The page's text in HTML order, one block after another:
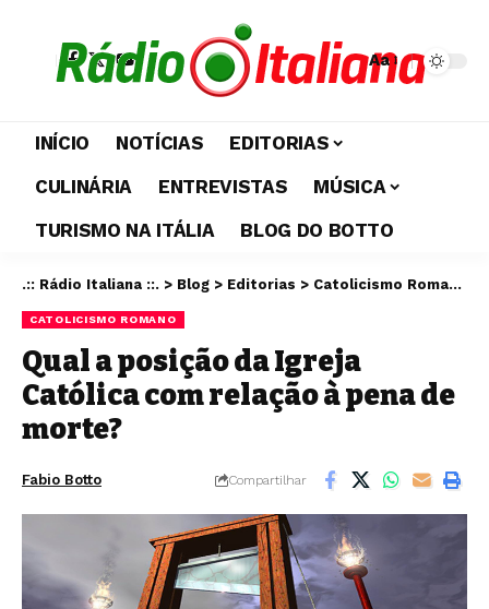
Aa
INÍCIO NOTÍCIAS
EDITORIAS
CULINÁRIA
ENTREVISTAS
MÚSICA
TURISMO NA ITÁLIA
BLOG DO BOTTO
.:: Rádio Italiana ::. > Blog > Editorias > Catolicismo Romano
CATOLICISMO ROMANO
Qual a posição da Igreja
Católica com relação à pena de
morte?
Fabio Botto Compartilhar